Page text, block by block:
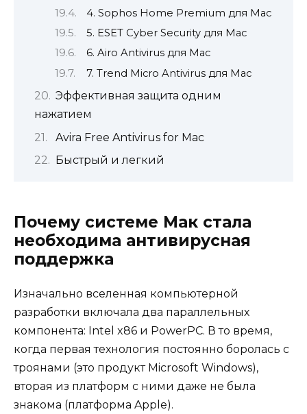
4. Sophos Home Premium для Mac
5. ESET Cyber ​​Security для Mac
6. Airo Antivirus для Mac
7. Trend Micro Antivirus для Mac
Эффективная защита одним
нажатием
Avira Free Antivirus for Mac
Быстрый и легкий
Почему системе Мак стала
необходима антивирусная
поддержка
Изначально вселенная компьютерной
разработки включала два параллельных
компонента: Intel x86 и PowerPC. В то время,
когда первая технология постоянно боролась с
троянами (это продукт Microsoft Windows),
вторая из платформ с ними даже не была
знакома (платформа Apple).